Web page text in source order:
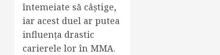
întemeiate să câștige,
iar acest duel ar putea
influența drastic
carierele lor în MMA.